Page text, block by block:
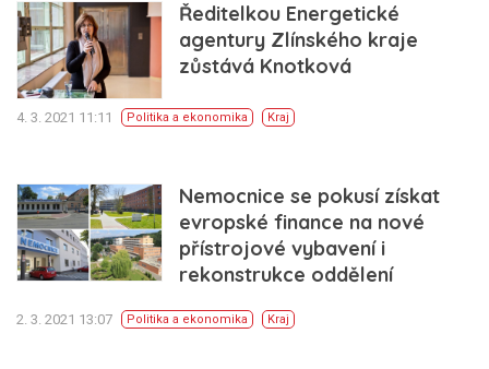
Ředitelkou Energetické
agentury Zlínského kraje
zůstává Knotková
4. 3. 2021 11:11 Politika a ekonomika Kraj
Nemocnice se pokusí získat
evropské finance na nové
přístrojové vybavení i
rekonstrukce oddělení
2. 3. 2021 13:07 Politika a ekonomika Kraj